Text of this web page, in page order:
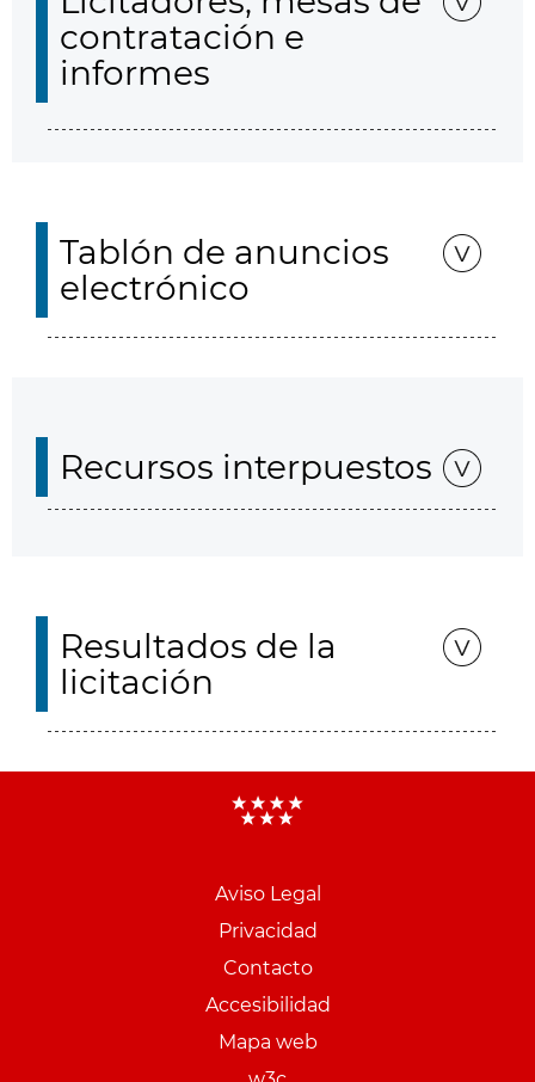
contratación e
informes
Tablón de anuncios
electrónico
Recursos interpuestos
Resultados de la
licitación
Aviso Legal
Privacidad
Contacto
Accesibilidad
Mapa web